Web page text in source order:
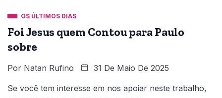
OS ÚLTIMOS DIAS
Foi Jesus quem Contou para Paulo
sobre
Por Natan Rufino 31 De Maio De 2025
Se você tem interesse em nos apoiar neste trabalho,